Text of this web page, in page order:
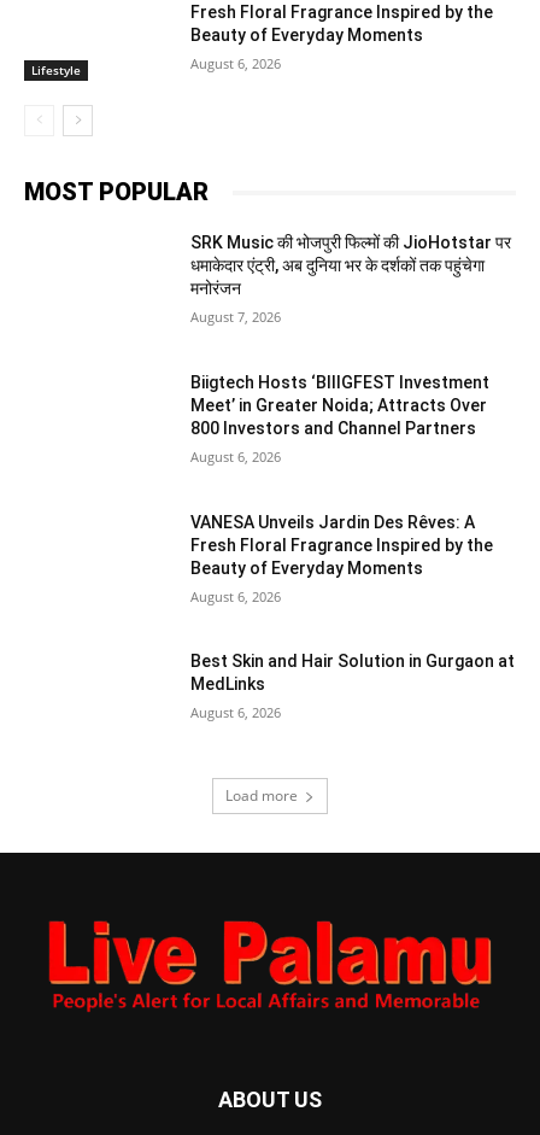
Lifestyle
Fresh Floral Fragrance Inspired by the
Beauty of Everyday Moments
August 6, 2026
MOST POPULAR
SRK Music की भोजपुरी फिल्मों की JioHotstar पर
धमाकेदार एंट्री, अब दुनिया भर के दर्शकों तक पहुंचेगा
मनोरंजन
August 7, 2026
Biigtech Hosts ‘BIIIGFEST Investment
Meet’ in Greater Noida; Attracts Over
800 Investors and Channel Partners
August 6, 2026
VANESA Unveils Jardin Des Rêves: A
Fresh Floral Fragrance Inspired by the
Beauty of Everyday Moments
August 6, 2026
Best Skin and Hair Solution in Gurgaon at
MedLinks
August 6, 2026
Load more
ABOUT US